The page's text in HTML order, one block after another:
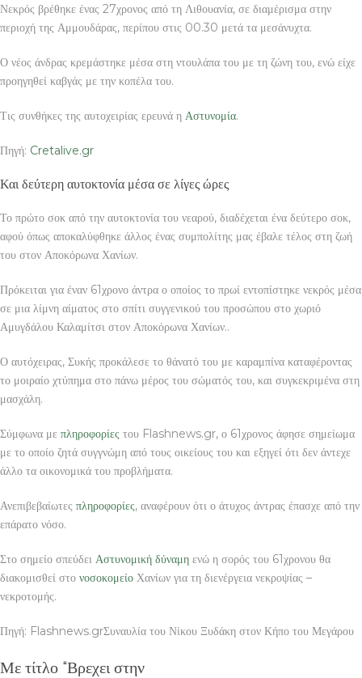
Νεκρός βρέθηκε ένας 27χρονος από τη Λιθουανία, σε διαμέρισμα στην
περιοχή της Αμμουδάρας, περίπου στις 00.30 μετά τα μεσάνυχτα.
Ο νέος άνδρας κρεμάστηκε μέσα στη ντουλάπα του με τη ζώνη του, ενώ είχε
προηγηθεί καβγάς με την κοπέλα του.
Τις συνθήκες της αυτοχειρίας ερευνά η Αστυνομία.
Πηγή: Cretalive.gr
Και δεύτερη αυτοκτονία μέσα σε λίγες ώρες
Το πρώτο σοκ από την αυτοκτονία του νεαρού, διαδέχεται ένα δεύτερο σοκ,
αφού όπως αποκαλύφθηκε άλλος ένας συμπολίτης μας έβαλε τέλος στη ζωή
του στον Αποκόρωνα Χανίων.
Πρόκειται για έναν 61χρονο άντρα ο οποίος το πρωί εντοπίστηκε νεκρός μέσα
σε μια λίμνη αίματος στο σπίτι συγγενικού του προσώπου στο χωριό
Αμυγδάλου Καλαμίτσι στον Αποκόρωνα Χανίων..
Ο αυτόχειρας, Συκής προκάλεσε το θάνατό του με καραμπίνα καταφέροντας
το μοιραίο χτύπημα στο πάνω μέρος του σώματός του, και συγκεκριμένα στη
μασχάλη.
Σύμφωνα με πληροφορίες του Flashnews.gr, ο 61χρονος άφησε σημείωμα
με το οποίο ζητά συγγνώμη από τους οικείους του και εξηγεί ότι δεν άντεχε
άλλο τα οικονομικά του προβλήματα.
Ανεπιβεβαίωτες πληροφορίες, αναφέρουν ότι ο άτυχος άντρας έπασχε από την
επάρατο νόσο.
Στο σημείο σπεύδει Αστυνομική δύναμη ενώ η σορός του 61χρονου θα
διακομισθεί στο νοσοκομείο Χανίων για τη διενέργεια νεκροψίας –
νεκροτομής.
Πηγή: Flashnews.grΣυναυλία του Νίκου Ξυδάκη στον Κήπο του Μεγάρου
Με τίτλο “Βρεχει στην